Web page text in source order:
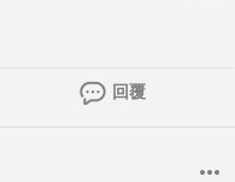
回覆